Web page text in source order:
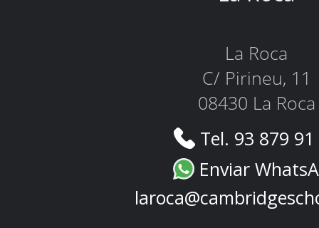
La Roca
C/ Pirineu, 11
08430 La Roca
Tel. 93 879
Enviar